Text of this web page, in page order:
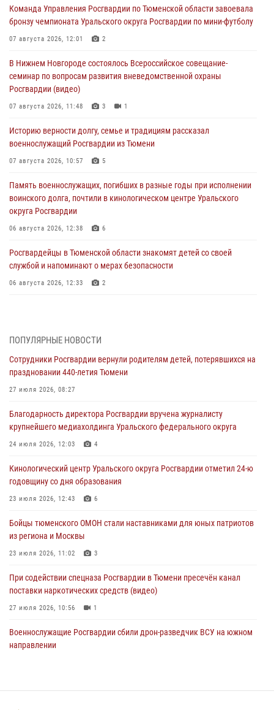
Команда Управления Росгвардии по Тюменской области завоевала
бронзу чемпионата Уральского округа Росгвардии по мини-футболу
07 августа 2026, 12:01 2
В Нижнем Новгороде состоялось Всероссийское совещание-
семинар по вопросам развития вневедомственной охраны
Росгвардии (видео)
07 августа 2026, 11:48 3 1
Историю верности долгу, семье и традициям рассказал
военнослужащий Росгвардии из Тюмени
07 августа 2026, 10:57 5
Память военнослужащих, погибших в разные годы при исполнении
воинского долга, почтили в кинологическом центре Уральского
округа Росгвардии
06 августа 2026, 12:38 6
Росгвардейцы в Тюменской области знакомят детей со своей
службой и напоминают о мерах безопасности
06 августа 2026, 12:33 2
06 августа 2026, 04:41 3
Росгвардейцы в Тюменской области почтили память генерала
армии Ивана Кирилловича Яковлева
05 августа 2026, 11:03
В Тюмени офицер Росгвардии в радиоэфире напомнил гражданам о
мерах безопасного владения оружием
05 августа 2026, 09:56
Военнослужащие Росгвардии сбили дрон-разведчик ВСУ на южном
направлении
05 августа 2026, 05:35
Стальной характер продемонстрировали росгвардейцы в ходе
масштабных спортивных событий на Урале
05 августа 2026, 05:22
ПОПУЛЯРНЫЕ НОВОСТИ
Сотрудники Росгвардии вернули родителям детей, потерявшихся на
праздновании 440-летия Тюмени
27 июля 2026, 08:27
Благодарность директора Росгвардии вручена журналисту
крупнейшего медиахолдинга Уральского федерального округа
24 июля 2026, 12:03 4
Кинологический центр Уральского округа Росгвардии отметил 24-ю
годовщину со дня образования
23 июля 2026, 12:43 6
Бойцы тюменского ОМОН стали наставниками для юных патриотов
из региона и Москвы
23 июля 2026, 11:02 3
При содействии спецназа Росгвардии в Тюмени пресечён канал
поставки наркотических средств (видео)
27 июля 2026, 10:56 1
Военнослужащие Росгвардии сбили дрон-разведчик ВСУ на южном
направлении